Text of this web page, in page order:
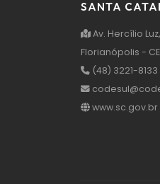
SANTA
Av. Hercílio Luz,
Florianópolis -
(48) 3221-8133
www.sc.gov.br